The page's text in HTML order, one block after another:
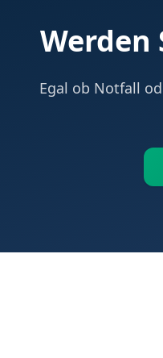
Werden
Egal ob Notfall